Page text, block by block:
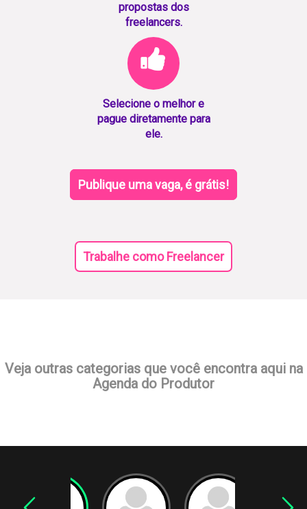
propostas dos
freelancers.
Selecione o melhor e
pague diretamente para
ele.
Publique uma vaga, é grátis!
Trabalhe como Freelancer
Veja outras categorias que você encontra aqui na
Agenda do Produtor